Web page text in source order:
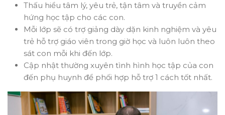
Thấu hiểu tâm lý, yêu trẻ, tận tâm và truyền cảm
hứng học tập cho các con.
Mỗi lớp sẽ có trợ giảng dày dặn kinh nghiệm và yêu
trẻ hỗ trợ giáo viên trong giờ học và luôn luôn theo
sát con mỗi khi đến lớp.
Cập nhật thường xuyên tình hình học tập của con
đến phụ huynh để phối hợp hỗ trợ 1 cách tốt nhất.